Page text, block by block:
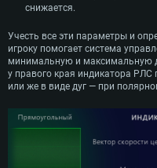
снижается.
Учесть все эти параметры и
игроку помогает система
минимальную и максимальную
у правого края индикатора
или же в виде дуг — при